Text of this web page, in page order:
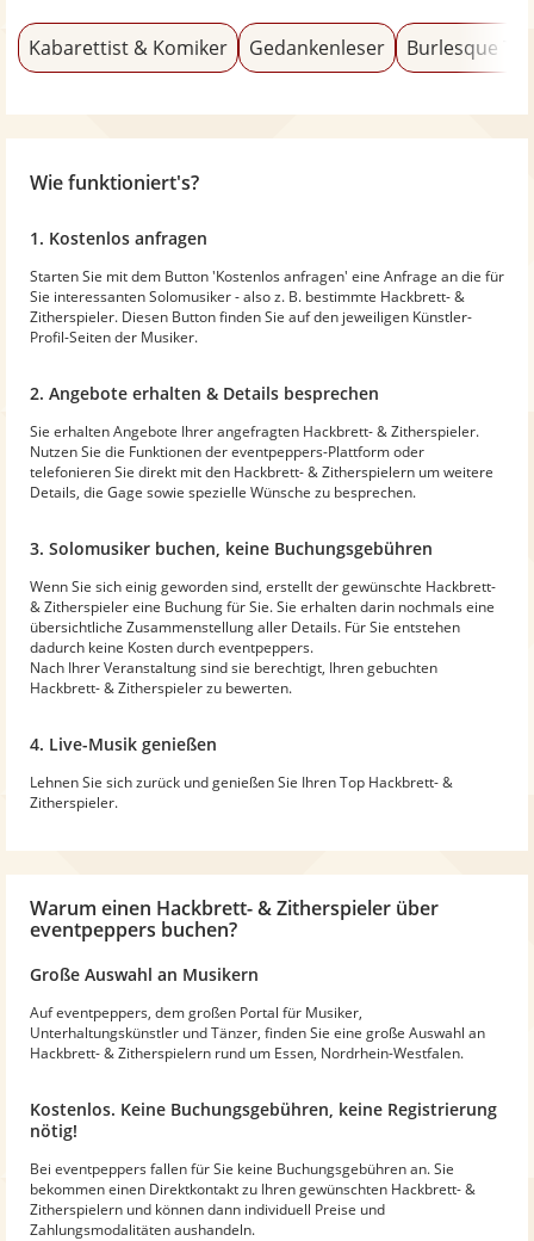
Kabarettist & Komiker Gedankenleser Burlesque
Wie funktioniert's?
1. Kostenlos anfragen
Starten Sie mit dem Button 'Kostenlos anfragen' eine Anfrage an die für
Sie interessanten Solomusiker - also z. B. bestimmte Hackbrett- &
Zitherspieler. Diesen Button finden Sie auf den jeweiligen Künstler-
Profil-Seiten der Musiker.
2. Angebote erhalten & Details besprechen
Sie erhalten Angebote Ihrer angefragten Hackbrett- & Zitherspieler.
Nutzen Sie die Funktionen der eventpeppers-Plattform oder
telefonieren Sie direkt mit den Hackbrett- & Zitherspielern um weitere
Details, die Gage sowie spezielle Wünsche zu besprechen.
3. Solomusiker buchen, keine Buchungsgebühren
Wenn Sie sich einig geworden sind, erstellt der gewünschte Hackbrett-
& Zitherspieler eine Buchung für Sie. Sie erhalten darin nochmals eine
übersichtliche Zusammenstellung aller Details. Für Sie entstehen
dadurch keine Kosten durch eventpeppers.
Nach Ihrer Veranstaltung sind sie berechtigt, Ihren gebuchten
Hackbrett- & Zitherspieler zu bewerten.
4. Live-Musik genießen
Lehnen Sie sich zurück und genießen Sie Ihren Top Hackbrett- &
Zitherspieler.
Warum einen Hackbrett- & Zitherspieler über
eventpeppers buchen?
Große Auswahl an Musikern
Auf eventpeppers, dem großen Portal für Musiker,
Unterhaltungskünstler und Tänzer, finden Sie eine große Auswahl an
Hackbrett- & Zitherspielern rund um Essen, Nordrhein-Westfalen.
Kostenlos. Keine Buchungsgebühren, keine Registrierung
nötig!
Bei eventpeppers fallen für Sie keine Buchungsgebühren an. Sie
bekommen einen Direktkontakt zu Ihren gewünschten Hackbrett- &
Zitherspielern und können dann individuell Preise und
Zahlungsmodalitäten aushandeln.